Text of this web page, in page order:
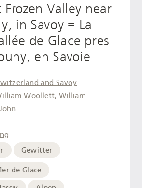
Valley near
in Savoy = La
de Glace pres
en Savoie
and Savoy
Woollett, William
Gewitter
de Glace